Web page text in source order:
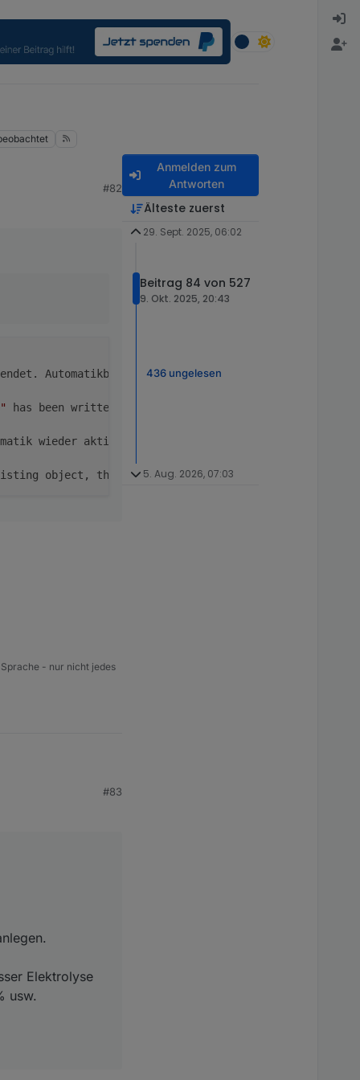
#82
Automatikbetrieb wieder aktiv.
has been written without ack-flag with value
wieder aktiv.
object, this might lead to an error in future
- nur nicht jedes
#83
Elektrolyse
usw.
Anmelden zum
Antworten
Älteste zuerst
29. Sept. 2025, 06:02
Beitrag 84 von 527
9. Okt. 2025, 20:43
436 ungelesen
5. Aug. 2026, 07:03